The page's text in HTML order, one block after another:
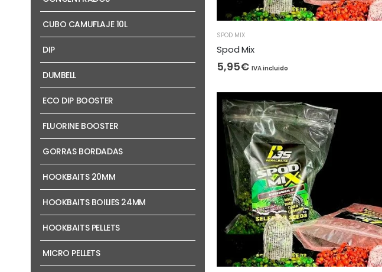
SPOD MIX
Spod Mix
5,95€ IVA incluido
CUBO CAMUFLAJE 10L
DIP
DUMBELL
ECO DIP BOOSTER
FLUORINE BOOSTER
GORRAS BORDADAS
HOOKBAITS 20MM
HOOKBAITS BOILIES 24MM
HOOKBAITS PELLETS
MICRO PELLETS